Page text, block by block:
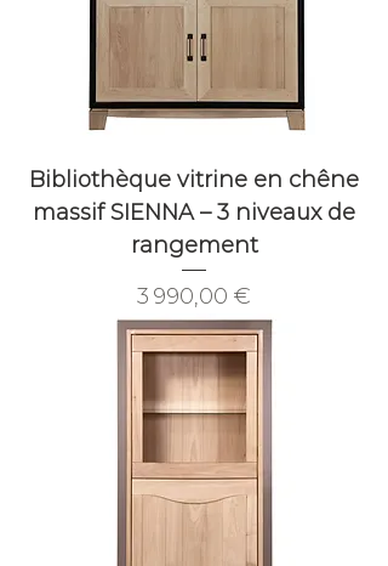
Bibliothèque vitrine en chêne
massif SIENNA – 3 niveaux de
rangement
Prix
3 990,00 €